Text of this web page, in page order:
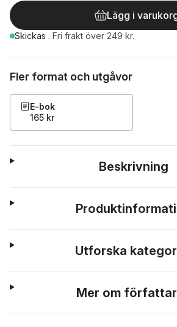
Lägg i
Skickas . Fri frakt över 249 kr.
Fler format och utgåvor
E-bok
165 kr
Beskrivning
Utforska
Mer om